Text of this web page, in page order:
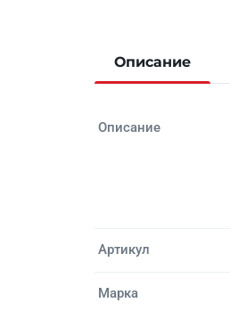
Описание
Описание
Артикул
Марка